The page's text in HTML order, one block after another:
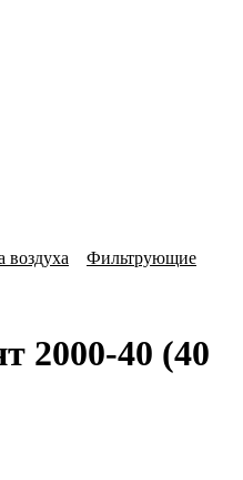
воздуха
Фильтрующие
2000-40 (40